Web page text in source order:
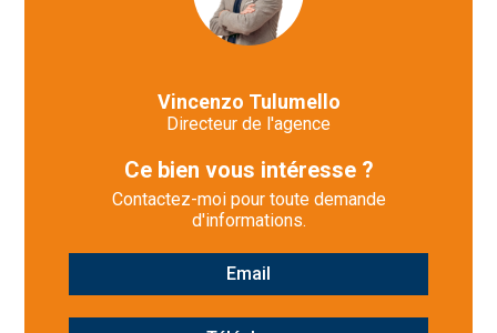
Vincenzo Tulumello
Directeur de l'agence
Ce bien vous intéresse ?
Contactez-moi pour toute demande
d'informations.
Email